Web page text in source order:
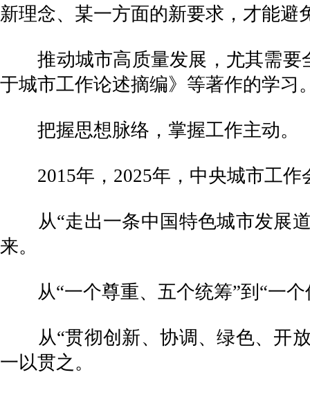
新理念、某一方面的新要求，才能避
推动城市高质量发展，尤其需要
于城市工作论述摘编》等著作的学习
把握思想脉络，掌握工作主动。
2015年，2025年，中央城市工作
从“走出一条中国特色城市发展道
来。
从“一个尊重、五个统筹”到“一个
从“贯彻创新、协调、绿色、开放
一以贯之。